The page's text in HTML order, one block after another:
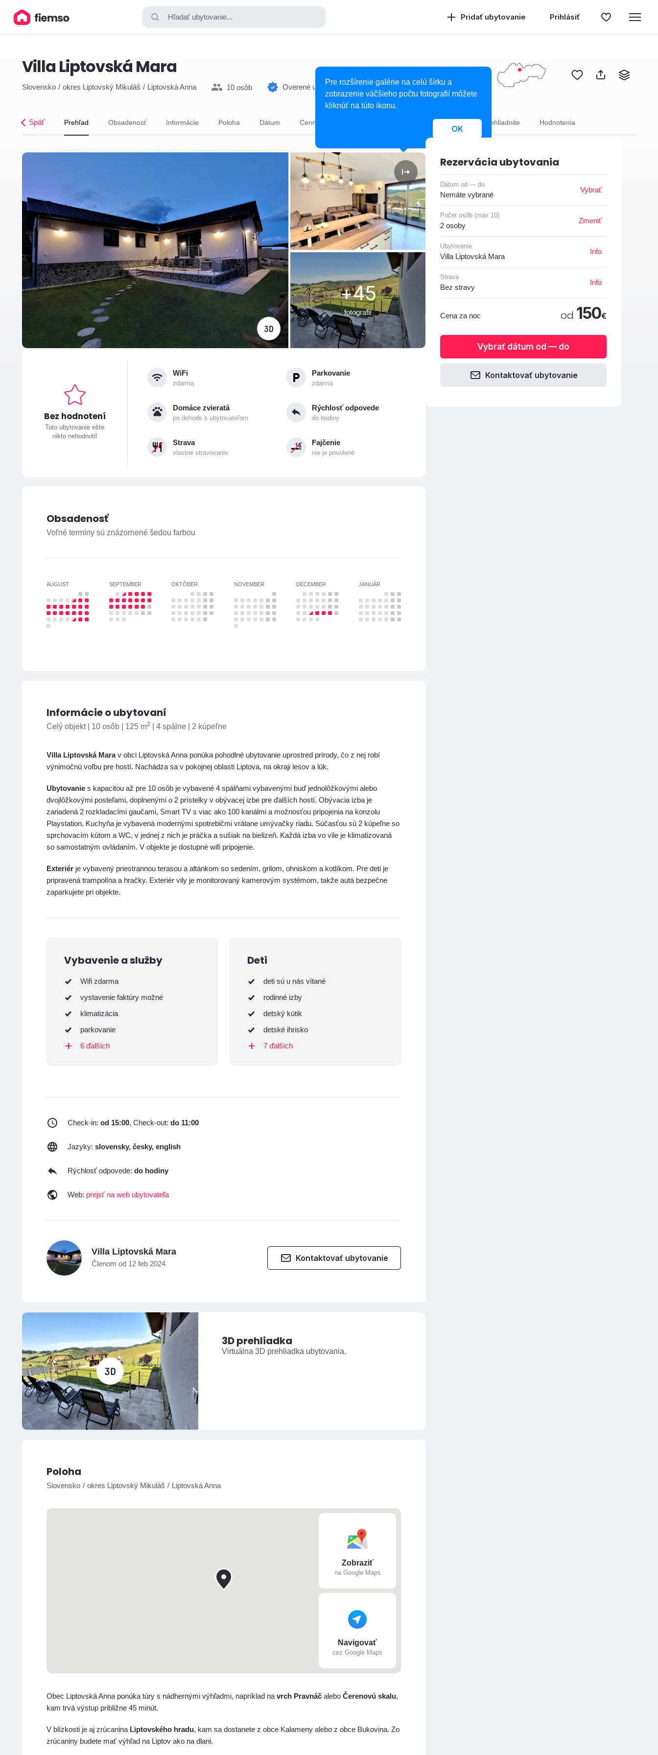
Hľadať ubytovanie... Pridať ubytovanie Prihlásiť
Villa Liptovská Mara
Slovensko okres Liptovský Mikuláš Liptovská Anna 10 osôb Overené ubytovanie
Späť Prehľad Obsadenosť Informácie Poloha Dátum Cenník Neprehliadnite Hodnotenia
+45
fotografií
Bez hodnotení
Toto ubytovanie ešte
nikto nehodnotil
WiFi
zdarma
Parkovanie
zdarma
Domáce zvieratá
po dohode s ubytovateľom
Rýchlosť odpovede
do hodiny
Strava
vlastné stravovanie
Fajčenie
nie je povolené
Obsadenosť
Voľné termíny sú znázornené šedou farbou
AUGUST SEPTEMBER OKTÓBER NOVEMBER DECEMBER JANUÁR
Informácie o ubytovaní
Celý objekt | 10 osôb | 125 m2 | 4 spálne | 2 kúpeľne
Villa Liptovská Marav obci Liptovská Anna ponúka pohodlné ubytovanie uprostred prírody, čo z nej robí
výnimočnú voľbu pre hostí. Nachádza sa v pokojnej oblasti Liptova, na okraji lesov a lúk.
Ubytovanie s kapacitou až pre 10 osôb je vybavené 4 spálňami vybavenými buď jednolôžkovými alebo
dvojlôžkovými posteľami, doplnenými o 2 prístelky v obývacej izbe pre ďalších hostí. Obývacia izba je
zariadená 2 rozkladacími gaučami, Smart TV s viac ako 100 kanálmi a možnosťou pripojenia na konzolu
Playstation. Kuchyňa je vybavená modernými spotrebičmi vrátane umývačky riadu. Súčasťou sú 2 kúpeľne so
sprchovacím kútom a WC, v jednej z nich je práčka a sušiak na bielizeň. Každá izba vo vile je klimatizovaná
so samostatným ovládaním. V objekte je dostupné wifi pripojenie.
Exteriér je vybavený priestrannou terasou a altánkom so sedením, grilom, ohniskom a kotlíkom. Pre deti je
pripravená trampolína a hračky. Exteriér vily je monitorovaný kamerovým systémom, takže autá bezpečne
zaparkujete pri objekte.
Vybavenie a služby
Wifi zdarma
vystavenie faktúry možné
klimatizácia
parkovanie
6 ďalších
Deti
deti sú u nás vítané
rodinné izby
detský kútik
detské ihrisko
7 ďalších
Check-in: od 15:00, Check-out: do 11:00
Jazyky: slovensky, česky, english
Rýchlosť odpovede: do hodiny
Web: prejsť na web ubytovateľa
V Villa Liptovská Mara
Členom od 12 feb 2024
Kontaktovať ubytovanie
3D prehliadka
Virtuálna 3D prehliadka ubytovania.
Poloha
Slovensko okres Liptovský Mikuláš Liptovská Anna
Zobraziť
na Google Maps
Navigovať
cez Google Maps
Obec Liptovská Anna ponúka túry s nádhernými výhľadmi, napríklad na vrch Pravnáč alebo Čerenovú skalu,
kam trvá výstup približne 45 minút.
V blízkosti je aj zrúcanina Liptovského hradu, kam sa dostanete z obce Kalameny alebo z obce Bukovina. Zo
zrúcaniny budete mať výhľad na Liptov ako na dlani.
Rezervácia ubytovania
Dátum od — do
Nemáte vybrané
Vybrať
Počet osôb (max 10)
2 osoby
Zmeniť
Ubytovanie
Villa Liptovská Mara
Info
Strava
Bez stravy
Info
Cena za noc od 150€
Vybrať dátum od — do
Kontaktovať ubytovanie
Pre rozšírenie galérie na celú šírku a
zobrazenie väčšieho počtu fotografií môžete
kliknúť na túto ikonu.
OK